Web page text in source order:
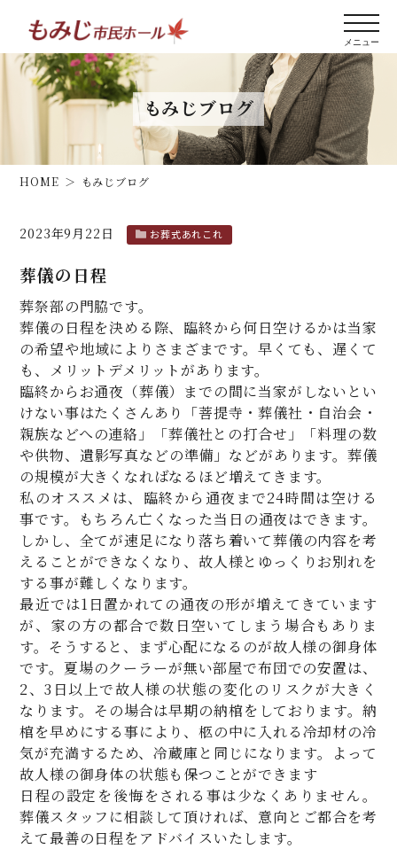
もみじブログ
HOME もみじブログ
2023年9月22日 お葬式あれこれ
葬儀の日程
葬祭部の門脇です。
葬儀の日程を決める際、臨終から何日空けるかは当家
の希望や地域によりさまざまです。早くても、遅くて
も、メリットデメリットがあります。
臨終からお通夜（葬儀）までの間に当家がしないとい
けない事はたくさんあり「菩提寺・葬儀社・自治会・
親族などへの連絡」「葬儀社との打合せ」「料理の数
や供物、遺影写真などの準備」などがあります。葬儀
の規模が大きくなればなるほど増えてきます。
私のオススメは、臨終から通夜まで24時間は空ける
事です。もちろん亡くなった当日の通夜はできます。
しかし、全てが速足になり落ち着いて葬儀の内容を考
えることができなくなり、故人様とゆっくりお別れを
する事が難しくなります。
最近では1日置かれての通夜の形が増えてきています
が、家の方の都合で数日空いてしまう場合もありま
す。そうすると、まず心配になるのが故人様の御身体
です。夏場のクーラーが無い部屋で布団での安置は、
2、3日以上で故人様の状態の変化のリスクが大きく
なります。その場合は早期の納棺をしております。納
棺を早めにする事により、柩の中に入れる冷却材の冷
気が充満するため、冷蔵庫と同じになります。よって
故人様の御身体の状態も保つことができます
日程の設定を後悔をされる事は少なくありません。
葬儀スタッフに相談して頂ければ、意向とご都合を考
えて最善の日程をアドバイスいたします。